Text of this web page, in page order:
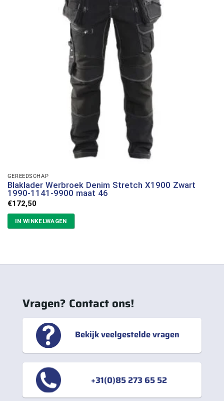
Deltaplus levert functionele werkkleding voor
algemeen gebruik, terwijl Blåkläder bekendstaat om
slijtvaste kleding voor intensief werk.
GEREEDSCHAP
Blaklader Werbroek Denim Stretch X1900 Zwart
1990-1141-9900 maat 46
€172,50
IN WINKELWAGEN
Vragen? Contact ons!
Bekijk veelgestelde vragen
+31(0)85 273 65 52